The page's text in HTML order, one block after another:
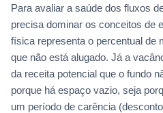
Para avaliar a saúde dos fluxos
precisa dominar os conceitos de
física representa o percentual de
que não está alugado. Já a
da receita potencial que o fundo
porque há espaço vazio, seja
um período de carência